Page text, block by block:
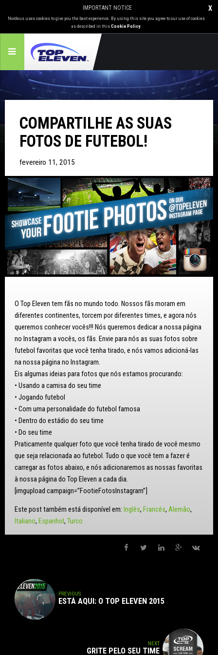
X
IMPORTANT NOTICE
Nordeus uses cookies to give you the best experience. By using this site you agree to our use of cookies
as described in thisCookie Policy.
COMPARTILHE AS SUAS
FOTOS DE FUTEBOL!
fevereiro 11, 2015
O Top Eleven tem fãs no mundo todo. Nossos fãs moram em
diferentes continentes, torcem por diferentes times, e agora nós
queremos conhecer vocês!!! Nós queremos dedicar a nossa página
no Instagram a vocês, os fãs. Envie para nós as suas fotos sobre
futebol favoritas que você tenha tirado, e nós vamos adicioná-las
na nossa página no Instagram.
Eis algumas ideias para fotos que nós estamos procurando:
• Usando a camisa do seu time
• Jogando futebol
• Com uma personalidade do futebol famosa
• Dentro do estádio do seu time
• Do seu time
Praticamente qualquer foto que você tenha tirado de você mesmo
que seja relacionada ao futebol. Tudo o que você tem a fazer é
carregar as fotos abaixo, e nós adicionaremos as nossas favoritas
à nossa página do Top Eleven a cada dia.
[imgupload campaign=”FootieFotosInstagram”]
Este post também está disponível em: Inglês Francês Alemão
Italiano Espanhol Turco
PREVIOUS
ESTÁ AQUI: O TOP ELEVEN 2015
NEXT
GRITE PELO SEU TIME